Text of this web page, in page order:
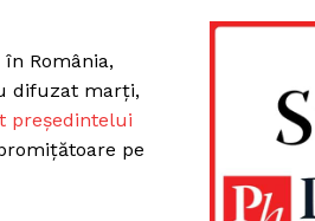
în România,
difuzat marți,
președintelui
pe